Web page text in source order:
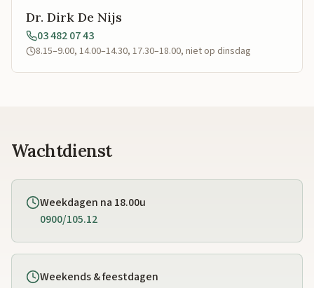
Dr. Dirk De Nijs
03 482 07 43
8.15–9.00, 14.00–14.30, 17.30–18.00, niet op dinsdag
Wachtdienst
Weekdagen na 18.00u
0900/105.12
Weekends & feestdagen